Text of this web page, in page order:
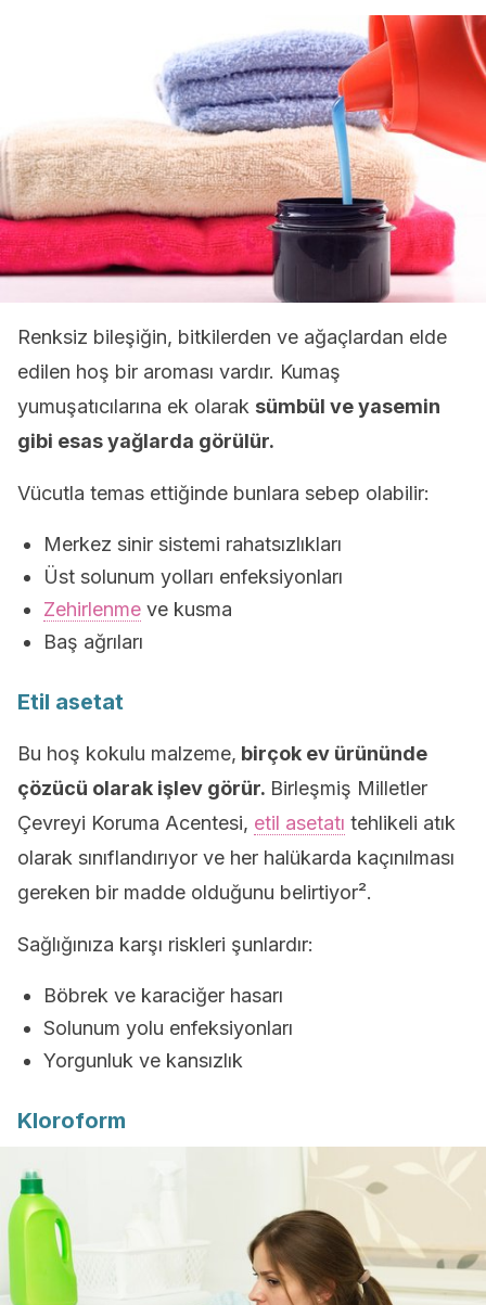
Renksiz bileşiğin, bitkilerden ve ağaçlardan elde
edilen hoş bir aroması vardır. Kumaş
yumuşatıcılarına ek olarak sümbül ve yasemin
gibi esas yağlarda görülür.
Vücutla temas ettiğinde bunlara sebep olabilir:
Merkez sinir sistemi rahatsızlıkları
Üst solunum yolları enfeksiyonları
Zehirlenme ve kusma
Baş ağrıları
Etil asetat
Bu hoş kokulu malzeme, birçok ev ürününde
çözücü olarak işlev görür. Birleşmiş Milletler
Çevreyi Koruma Acentesi, etil asetatı tehlikeli atık
olarak sınıflandırıyor ve her halükarda kaçınılması
gereken bir madde olduğunu belirtiyor².
Sağlığınıza karşı riskleri şunlardır:
Böbrek ve karaciğer hasarı
Solunum yolu enfeksiyonları
Yorgunluk ve kansızlık
Kloroform